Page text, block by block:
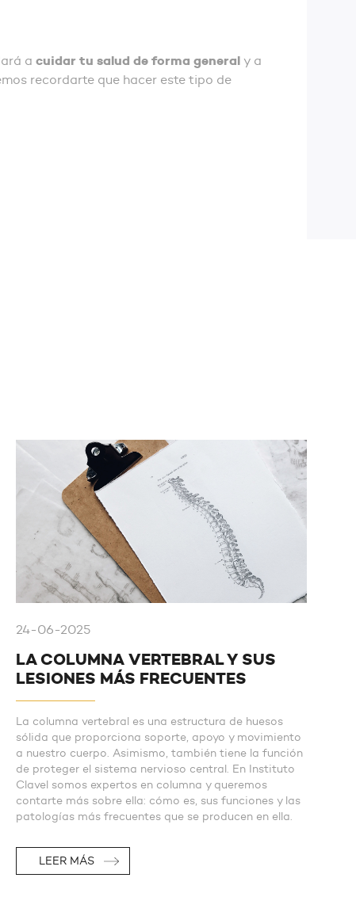
a cuidar tu salud de forma general y a
recordarte que hacer este tipo de
24-06-2025
LA COLUMNA VERTEBRAL Y SUS
LESIONES MÁS FRECUENTES
La columna vertebral es una estructura de huesos
sólida que proporciona soporte, apoyo y movimiento
a nuestro cuerpo. Asimismo, también tiene la función
de proteger el sistema nervioso central. En Instituto
Clavel somos expertos en columna y queremos
contarte más sobre ella: cómo es, sus funciones y las
patologías más frecuentes que se producen en ella.
LEER MÁS